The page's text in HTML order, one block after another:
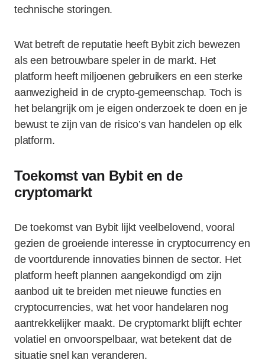
technische storingen.
Wat betreft de reputatie heeft Bybit zich bewezen
als een betrouwbare speler in de markt. Het
platform heeft miljoenen gebruikers en een sterke
aanwezigheid in de crypto-gemeenschap. Toch is
het belangrijk om je eigen onderzoek te doen en je
bewust te zijn van de risico’s van handelen op elk
platform.
Toekomst van Bybit en de
cryptomarkt
De toekomst van Bybit lijkt veelbelovend, vooral
gezien de groeiende interesse in cryptocurrency en
de voortdurende innovaties binnen de sector. Het
platform heeft plannen aangekondigd om zijn
aanbod uit te breiden met nieuwe functies en
cryptocurrencies, wat het voor handelaren nog
aantrekkelijker maakt. De cryptomarkt blijft echter
volatiel en onvoorspelbaar, wat betekent dat de
situatie snel kan veranderen.